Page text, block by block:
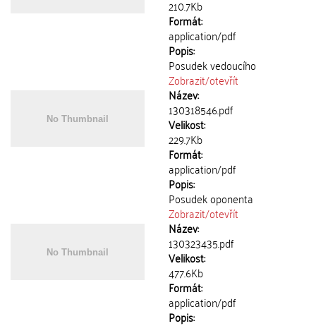
210.7Kb
Formát:
application/pdf
Popis:
Posudek vedoucího
Zobrazit/otevřít
Název:
130318546.pdf
Velikost:
229.7Kb
Formát:
application/pdf
Popis:
Posudek oponenta
Zobrazit/otevřít
Název:
130323435.pdf
Velikost:
477.6Kb
Formát:
application/pdf
Popis: